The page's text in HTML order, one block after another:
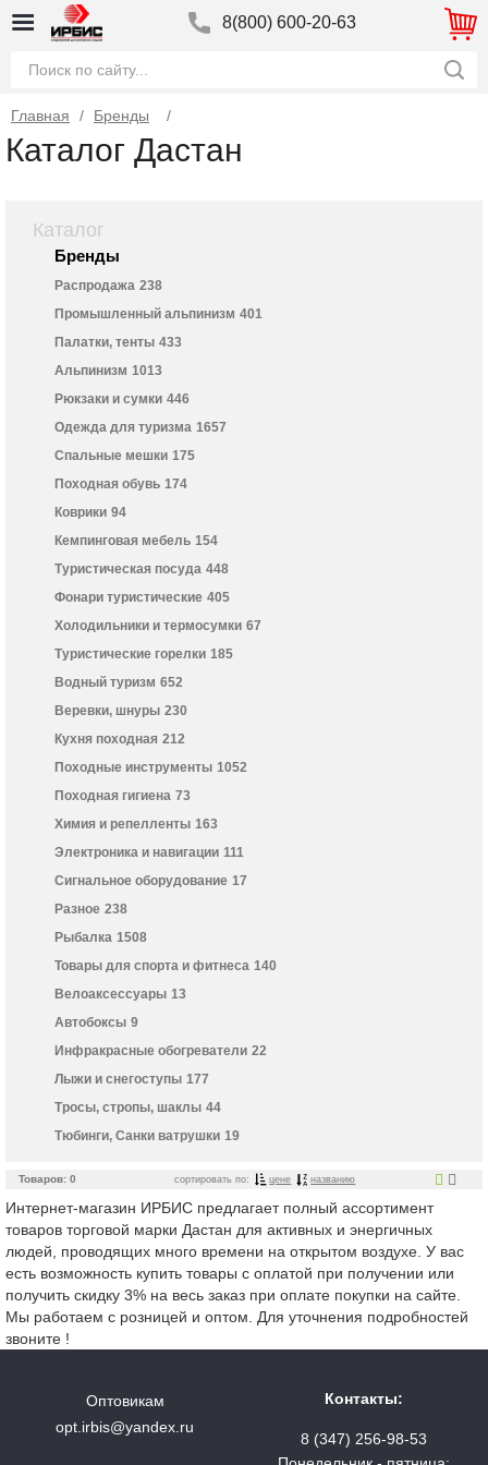
8(800) 600-20-63
Главная / Бренды
Каталог Дастан
Каталог
Бренды
Распродажа 238
Промышленный альпинизм 401
Палатки, тенты 433
Альпинизм 1013
Рюкзаки и сумки 446
Одежда для туризма 1657
Спальные мешки 175
Походная обувь 174
Коврики 94
Кемпинговая мебель 154
Туристическая посуда 448
Фонари туристические 405
Холодильники и термосумки 67
Туристические горелки 185
Водный туризм 652
Веревки, шнуры 230
Кухня походная 212
Походные инструменты 1052
Походная гигиена 73
Химия и репелленты 163
Электроника и навигации 111
Сигнальное оборудование 17
Разное 238
Рыбалка 1508
Товары для спорта и фитнеса 140
Велоаксессуары 13
Автобоксы 9
Инфракрасные обогреватели 22
Лыжи и снегоступы 177
Тросы, стропы, шаклы 44
Тюбинги, Санки ватрушки 19
Товаров: 0 сортировать по: цене названию
Интернет-магазин ИРБИС предлагает полный ассортимент
товаров торговой марки Дастан для активных и энергичных
людей, проводящих много времени на открытом воздухе. У вас
есть возможность купить товары с оплатой при получении или
получить скидку 3% на весь заказ при оплате покупки на сайте.
Мы работаем с розницей и оптом. Для уточнения подробностей
звоните !
Оптовикам
opt.irbis@yandex.ru
Контакты:
8 (347) 256-98-53